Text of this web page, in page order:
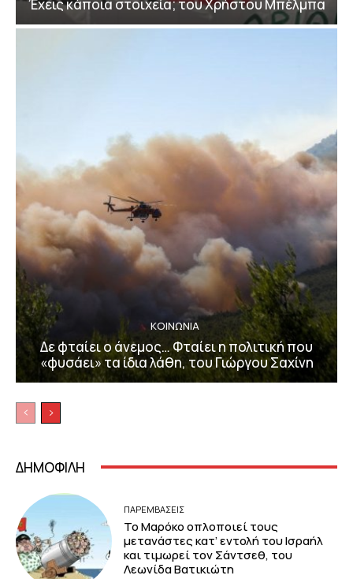
Έχεις κάποια στοιχεία; του Χρήστου Μπέλμπα
ΚΟΙΝΩΝΙΑ
Δε φταίει ο άνεμος… Φταίει η πολιτική που
«φυσάει» τα ίδια λάθη, του Γιώργου Σαχίνη
ΔΗΜΟΦΙΛΗ
ΠΑΡΕΜΒΑΣΕΙΣ
Το Μαρόκο οπλοποιεί τους
μετανάστες κατ’ εντολή του Ισραήλ
και τιμωρεί τον Σάντσεθ, του
Λεωνίδα Βατικιώτη